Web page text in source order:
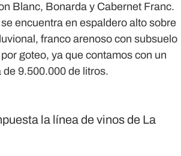
Blanc, Bonarda y Cabernet Franc.
encuentra en espaldero alto sobre
franco arenoso con subsuelo
goteo, ya que contamos con un
9.500.000 de litros.
la línea de vinos de La